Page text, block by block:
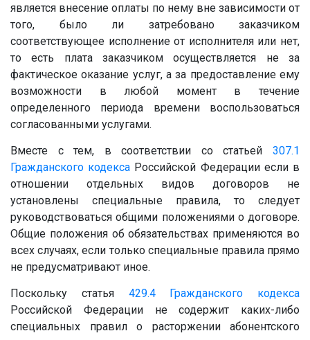
является внесение оплаты по нему вне зависимости от
того, было ли затребовано заказчиком
соответствующее исполнение от исполнителя или нет,
то есть плата заказчиком осуществляется не за
фактическое оказание услуг, а за предоставление ему
возможности в любой момент в течение
определенного периода времени воспользоваться
согласованными услугами.
Вместе с тем, в соответствии со статьей 307.1
Гражданского кодекса Российской Федерации если в
отношении отдельных видов договоров не
установлены специальные правила, то следует
руководствоваться общими положениями о договоре.
Общие положения об обязательствах применяются во
всех случаях, если только специальные правила прямо
не предусматривают иное.
Поскольку статья 429.4
Гражданского кодекса
Российской Федерации не содержит каких-либо
специальных правил о расторжении абонентского